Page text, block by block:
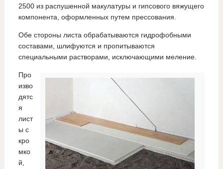
2500 из распушенной макулатуры и гипсового вяжущего
компонента, оформленных путем прессования.
Обе стороны листа обрабатываются гидрофобными
составами, шлифуются и пропитываются
специальными растворами, исключающими меление.
Про
изво
дятс
я
лист
ы с
кро
мко
й,